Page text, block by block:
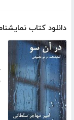
دانلود کتاب